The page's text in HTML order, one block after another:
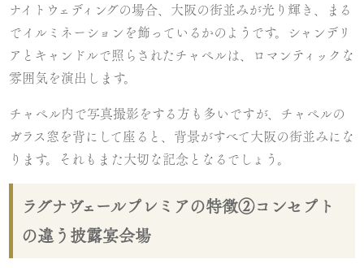
ナイトウェディングの場合、大阪の街並みが光り輝き、まる
でイルミネーションを飾っているかのようです。シャンデリ
アとキャンドルで照らされたチャペルは、ロマンティックな
雰囲気を演出します。
チャペル内で写真撮影をする方も多いですが、チャペルの
ガラス窓を背にして座ると、背景がすべて大阪の街並みにな
ります。それもまた大切な記念となるでしょう。
ラグナヴェールプレミアの特徴②コンセプト
の違う披露宴会場